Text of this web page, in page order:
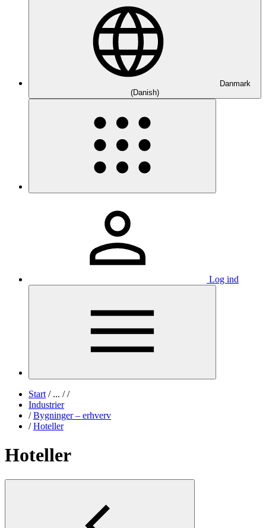
Danmark
(Danish)
Log ind
Start /... / /
Industrier
/ Bygninger – erhverv
/ Hoteller
Hoteller